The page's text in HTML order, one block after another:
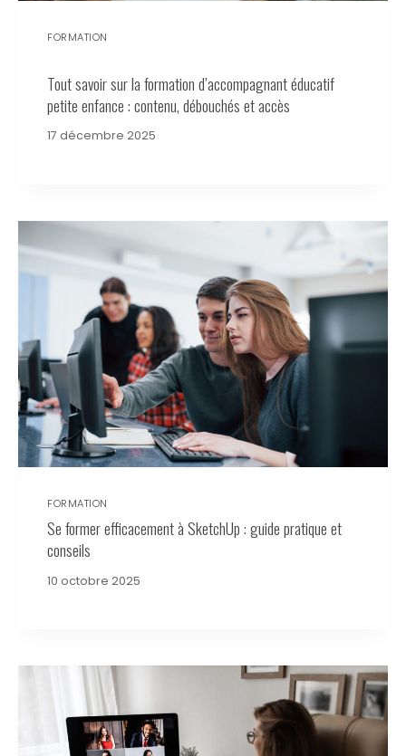
FORMATION
Tout savoir sur la formation d’accompagnant éducatif
petite enfance : contenu, débouchés et accès
17 décembre 2025
FORMATION
Se former efficacement à SketchUp : guide pratique et
conseils
10 octobre 2025